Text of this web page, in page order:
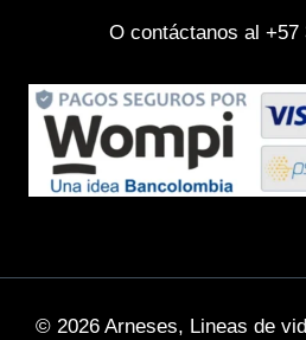
O contáctanos al +57
© 2026 Arneses, Lineas de